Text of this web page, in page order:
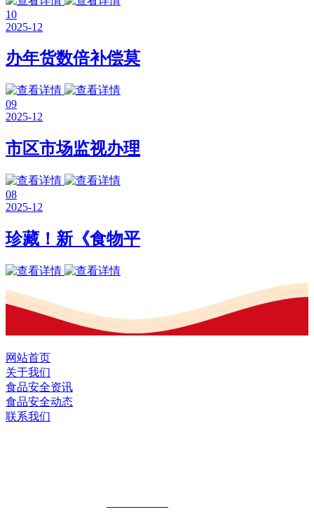
10
2025-12
办年货数倍补偿莫
09
2025-12
市区市场监视办理
08
2025-12
珍藏！新《食物平
网站首页
关于我们
食品安全资讯
食品安全动态
联系我们